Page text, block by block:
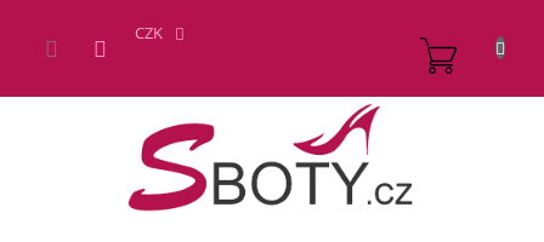
obsah
CZK